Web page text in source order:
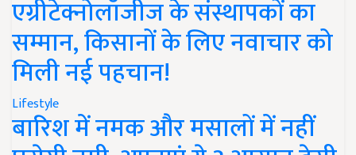
एग्रीटेक्नोलॉजीज के संस्थापकों का
सम्मान, किसानों के लिए नवाचार को
मिली नई पहचान!
Lifestyle
बारिश में नमक और मसालों में नहीं